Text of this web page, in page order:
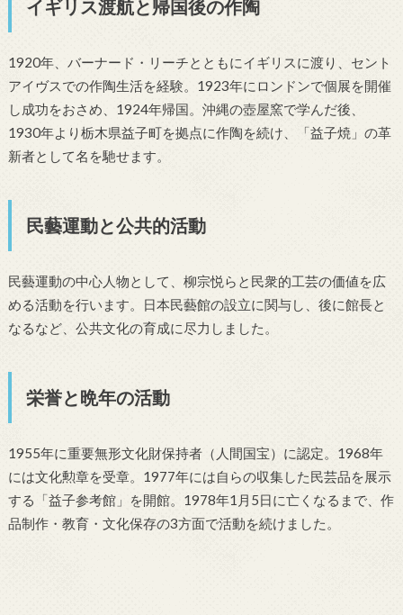
イギリス渡航と帰国後の作陶
1920年、バーナード・リーチとともにイギリスに渡り、セント
アイヴスでの作陶生活を経験。1923年にロンドンで個展を開催
し成功をおさめ、1924年帰国。沖縄の壺屋窯で学んだ後、
1930年より栃木県益子町を拠点に作陶を続け、「益子焼」の革
新者として名を馳せます。
民藝運動と公共的活動
民藝運動の中心人物として、柳宗悦らと民衆的工芸の価値を広
める活動を行います。日本民藝館の設立に関与し、後に館長と
なるなど、公共文化の育成に尽力しました。
栄誉と晩年の活動
1955年に重要無形文化財保持者（人間国宝）に認定。1968年
には文化勲章を受章。1977年には自らの収集した民芸品を展示
する「益子参考館」を開館。1978年1月5日に亡くなるまで、作
品制作・教育・文化保存の3方面で活動を続けました。